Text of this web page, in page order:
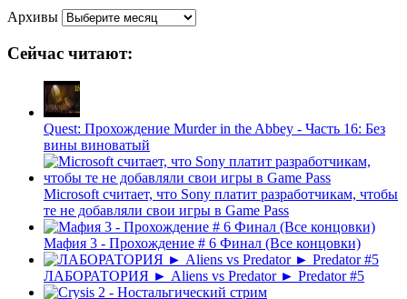
Архивы
Сейчас читают:
Quest: Прохождение Murder in the Abbey - Часть 16: Без
вины виноватый
Microsoft считает, что Sony платит разработчикам, чтобы
те не добавляли свои игры в Game Pass
Мафия 3 - Прохождение # 6 Финал (Все концовки)
ЛАБОРАТОРИЯ ► Aliens vs Predator ► Predator #5